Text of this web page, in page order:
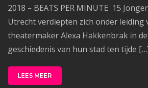
2018 – BEATS PER MINUTE 15
Utrecht verdiepten zich onder leiding
theatermaker Alexa Hakkenbrak in de
geschiedenis van hun stad ten tijde
LEES MEER